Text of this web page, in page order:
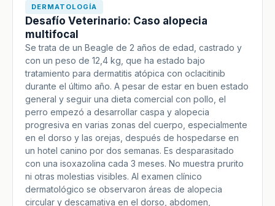
DERMATOLOGÍA
Desafío Veterinario: Caso alopecia
multifocal
Se trata de un Beagle de 2 años de edad, castrado y
con un peso de 12,4 kg, que ha estado bajo
tratamiento para dermatitis atópica con oclacitinib
durante el último año. A pesar de estar en buen estado
general y seguir una dieta comercial con pollo, el
perro empezó a desarrollar caspa y alopecia
progresiva en varias zonas del cuerpo, especialmente
en el dorso y las orejas, después de hospedarse en
un hotel canino por dos semanas. Es desparasitado
con una isoxazolina cada 3 meses. No muestra prurito
ni otras molestias visibles. Al examen clínico
dermatológico se observaron áreas de alopecia
circular y descamativa en el dorso, abdomen,